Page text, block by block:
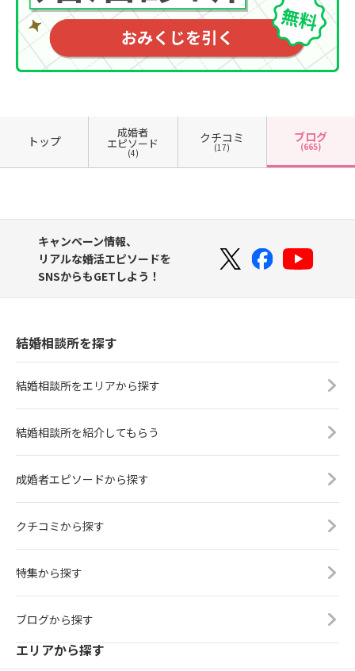
トップ
成婚者
エピソード
(4)
クチコミ
(17)
ブログ
(665)
キャンペーン情報、
リアルな婚活エピソードを
SNSからもGETしよう！
結婚相談所を探す
結婚相談所をエリアから探す
結婚相談所を紹介してもらう
成婚者エピソードから探す
クチコミから探す
特集から探す
ブログから探す
エリアから探す